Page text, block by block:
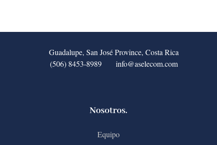
Guadalupe, San José Province, Costa Rica
(506) 8453-8989
info@aselecom.com
Nosotros.
Equipo